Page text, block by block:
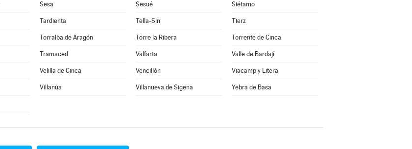
Sesa Sesué Siétamo
Tardienta Tella-Sin Tierz
Torralba de Aragón Torre la Ribera Torrente de Cinca
Tramaced Valfarta Valle de Bardají
Velilla de Cinca Vencillón Viacamp y Litera
Villanúa Villanueva de Sigena Yebra de Basa